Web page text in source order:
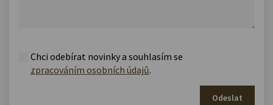
Chci odebírat novinky a souhlasím se
zpracováním osobních údajů.
Odeslat